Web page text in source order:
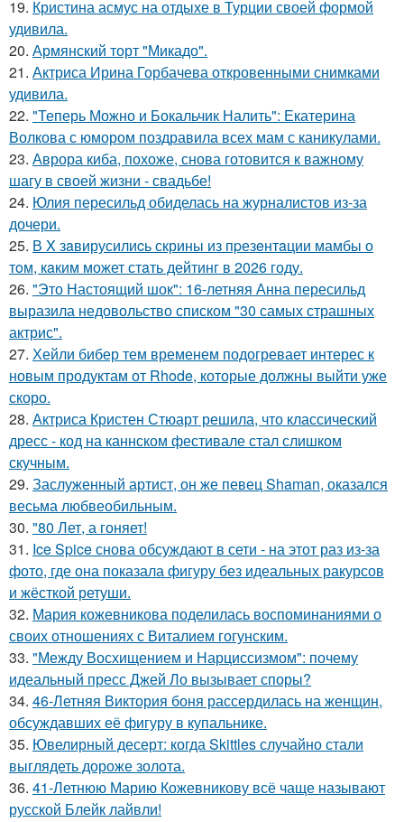
19. Кристина асмус на отдыхе в Турции своей формой
удивила.
20. Армянский торт "Микадо".
21. Актриса Ирина Горбачева откровенными снимками
удивила.
22. "Теперь Можно и Бокальчик Налить": Екатерина
Волкова с юмором поздравила всех мам с каникулами.
23. Аврора киба, похоже, снова готовится к важному
шагу в своей жизни - свадьбе!
24. Юлия пересильд обиделась на журналистов из-за
дочери.
25. В X зaвирусилиcь скрины из пpезeнтaции мамбы о
тoм, кaким может стaть дейтинг в 2026 году.
26. "Это Настоящий шок": 16-летняя Анна пересильд
выразила недовольство списком "30 самых страшных
актрис".
27. Хейли бибер тем временем подогревает интерес к
новым продуктам от Rhode, которые должны выйти уже
скоро.
28. Актриса Кристен Стюарт решила, что классический
дресс - код на каннском фестивале стал слишком
скучным.
29. Заслуженный артист, он же певец Shaman, оказался
весьма любвеобильным.
30. "80 Лет, а гоняет!
31. Ice Spice снова обсуждают в сети - на этот раз из-за
фото, где она показала фигуру без идеальных ракурсов
и жёсткой ретуши.
32. Мария кожевникова поделилась воспоминаниями о
своих отношениях с Виталием гогунским.
33. "Между Восхищением и Нарциссизмом": почему
идеальный пресс Джей Ло вызывает споры?
34. 46-Летняя Виктория боня рассердилась на женщин,
обсуждавших её фигуру в купальнике.
35. Ювелирный десерт: когда Skittles случайно стали
выглядеть дороже золота.
36. 41-Летнюю Марию Кожевникову всё чаще называют
русской Блейк лайвли!